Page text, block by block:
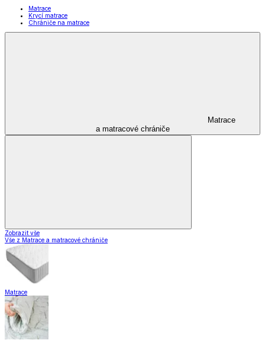
Matrace
Krycí matrace
Chrániče na matrace
Matrace
a matracové chrániče
Zobrazit vše
Vše z Matrace a matracové chrániče
Matrace